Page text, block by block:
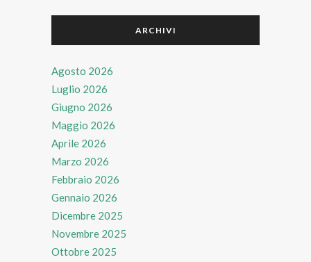
ARCHIVI
Agosto 2026
Luglio 2026
Giugno 2026
Maggio 2026
Aprile 2026
Marzo 2026
Febbraio 2026
Gennaio 2026
Dicembre 2025
Novembre 2025
Ottobre 2025